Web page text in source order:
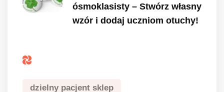
ósmoklasisty – Stwórz własny
wzór i dodaj uczniom otuchy!
dzielny pacjent sklep